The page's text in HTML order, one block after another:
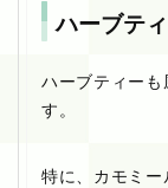
ハーブテ
ハーブティー
す。
特に、カモミ